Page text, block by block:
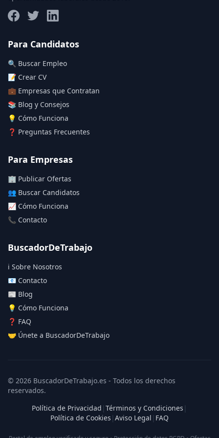
Deja vacío para "sin límite"
Aplicar filtros
Para Candidatos
🔍 Buscar Empleo
📝 Crear CV
💼 Empresas que Contratan
📚 Blog y Consejos
💡 Cómo Funciona
❓ Preguntas Frecuentes
Para Empresas
🏢 Publicar Ofertas
👥 Buscar Candidatos
📈 Cómo Funciona
📞 Contacto
BuscadorDeTrabajo
ℹ️ Sobre Nosotros
📧 Contacto
📰 Blog
💡 Cómo Funciona
❓ FAQ
🤝 Únete a BuscadorDeTrabajo
© 2026 BuscadorDeTrabajo.es - Todos los derechos
reservados.
Política de Privacidad | Términos y Condiciones |
Política de Cookies | Aviso Legal | FAQ